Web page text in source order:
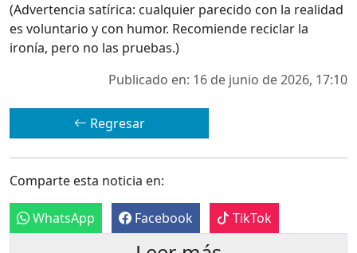
(Advertencia satírica: cualquier parecido con la realidad
es voluntario y con humor. Recomiende reciclar la
ironía, pero no las pruebas.)
Publicado en: 16 de junio de 2026, 17:10
Regresar
Comparte esta noticia en:
WhatsApp Facebook TikTok